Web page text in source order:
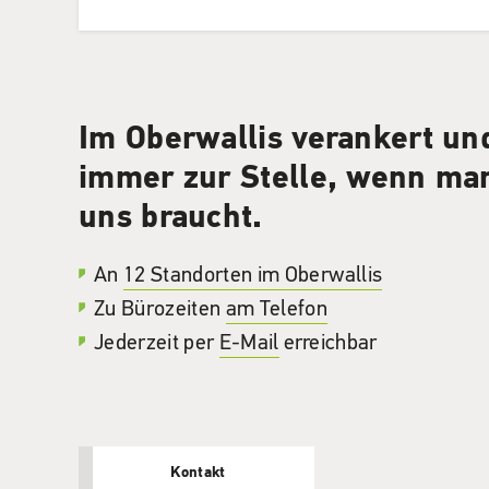
Im Oberwallis verankert
immer zur Stelle, wenn
uns braucht.
An 12 Standorten im Oberwallis
Zu Bürozeiten am Telefon
Jederzeit per E-Mail erreichbar
Kontakt